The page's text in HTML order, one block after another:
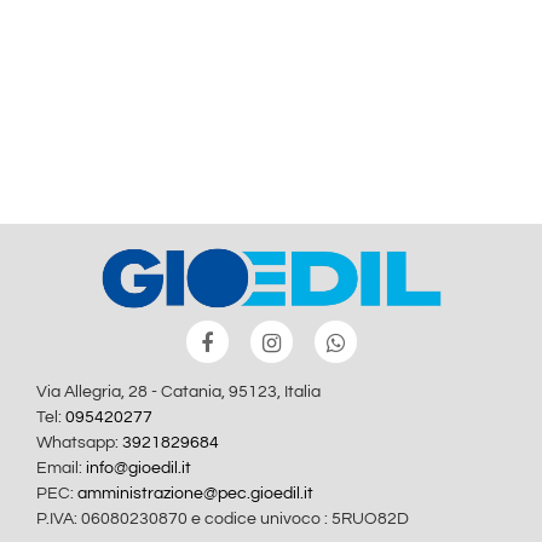
Via Allegria, 28 - Catania, 95123, Italia
Tel: 095420277
Whatsapp: 3921829684
Email: info@gioedil.it
PEC: amministrazione@pec.gioedil.it
P.IVA: 06080230870 e codice univoco : 5RUO82D